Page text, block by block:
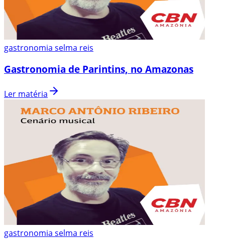
gastronomia selma reis
Gastronomia de Parintins, no Amazonas
Ler matéria
gastronomia selma reis